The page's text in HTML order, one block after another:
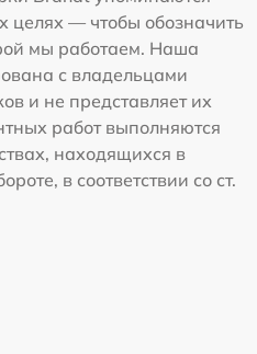
целях — чтобы обозначить
мы работаем. Наша
с владельцами
и не представляет их
работ выполняются
находящихся в
в соответствии со ст.